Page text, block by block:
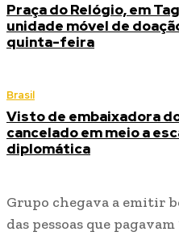
Praça do Relógio, em
unidade móvel de
quinta-feira
Brasil
Visto de embaixadora
cancelado em meio a
diplomática
Grupo chegava a emitir
das pessoas que